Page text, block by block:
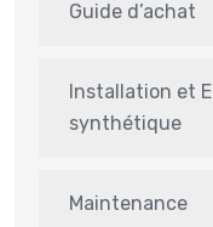
Guide d’achat
Installation et
synthétique
Maintenance